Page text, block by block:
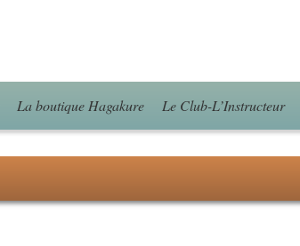
La boutique Hagakure Le Club-L’Instructeur